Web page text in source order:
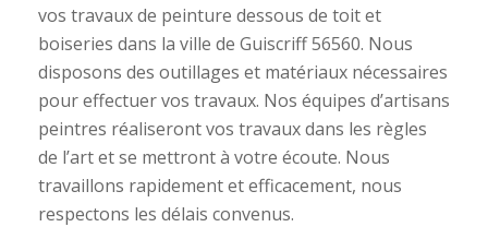
vos travaux de peinture dessous de toit et
boiseries dans la ville de Guiscriff 56560. Nous
disposons des outillages et matériaux nécessaires
pour effectuer vos travaux. Nos équipes d’artisans
peintres réaliseront vos travaux dans les règles
de l’art et se mettront à votre écoute. Nous
travaillons rapidement et efficacement, nous
respectons les délais convenus.